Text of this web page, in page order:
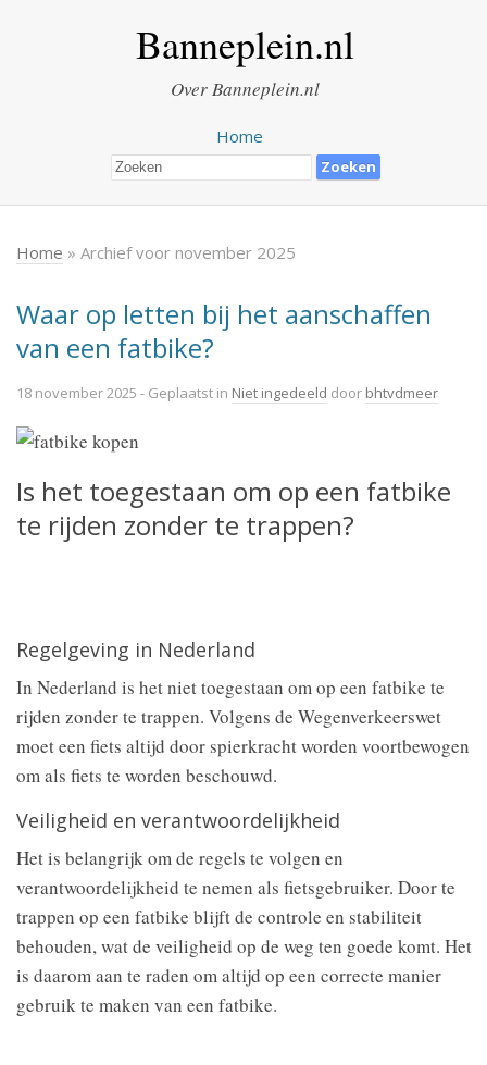
Banneplein.nl
Over Banneplein.nl
Home
Home » Archief voor november 2025
Waar op letten bij het aanschaffen
van een fatbike?
18 november 2025 - Geplaatst in Niet ingedeeld door bhtvdmeer
Is het toegestaan om op een fatbike
te rijden zonder te trappen?
Regelgeving in Nederland
In Nederland is het niet toegestaan om op een fatbike te
rijden zonder te trappen. Volgens de Wegenverkeerswet
moet een fiets altijd door spierkracht worden voortbewogen
om als fiets te worden beschouwd.
Veiligheid en verantwoordelijkheid
Het is belangrijk om de regels te volgen en
verantwoordelijkheid te nemen als fietsgebruiker. Door te
trappen op een fatbike blijft de controle en stabiliteit
behouden, wat de veiligheid op de weg ten goede komt. Het
is daarom aan te raden om altijd op een correcte manier
gebruik te maken van een fatbike.